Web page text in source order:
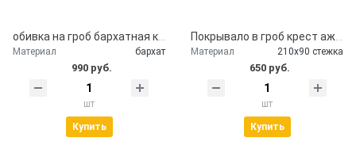
Материал бархат
990 руб.
шт
Купить
Материал 210х90 стежка
650 руб.
шт
Купить